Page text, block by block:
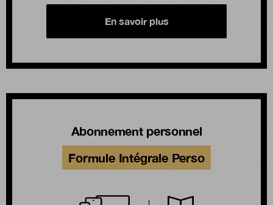
En savoir plus
Abonnement personnel
Formule Intégrale Perso